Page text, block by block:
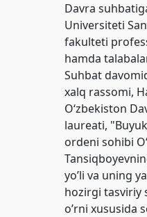
Davra
Universiteti
fakulteti
hamda
Suhbat
xalq rassomi,
O‘zbekiston
laureati,
ordeni sohibi
yo’li va uning
hozirgi tasviriy
o’rni xususida